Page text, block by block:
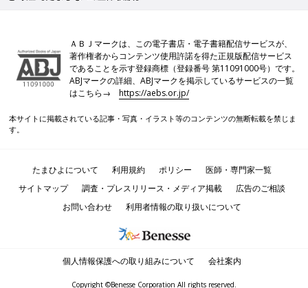
たまひよの「出産体験談」をもっと読みたい人はこちら
ＡＢＪマークは、この電子書店・電子書籍配信サービスが、
著作権者からコンテンツ使用許諾を得た正規版配信サービス
であることを示す登録商標（登録番号 第11091000号）です。
ABJマークの詳細、ABJマークを掲示しているサービスの一覧
はこちら→https://aebs.or.jp/
本サイトに掲載されている記事・写真・イラスト等のコンテンツの無断転載を禁じま
す。
たまひよについて 利用規約 ポリシー
医師・専門家一覧
サイトマップ
調査・プレスリリース・メディア掲載
広告のご相談
お問い合わせ
利用者情報の取り扱いについて
個人情報保護への取り組みについて 会社案内
Copyright ©Benesse Corporation All rights reserved.